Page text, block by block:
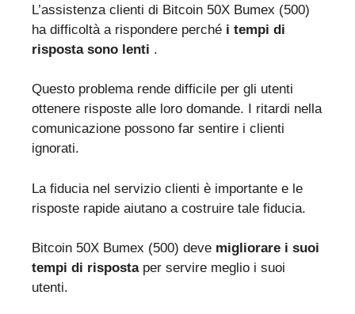
L’assistenza clienti di Bitcoin 50X Bumex (500)
ha difficoltà a rispondere perché i tempi di
risposta sono lenti .
Questo problema rende difficile per gli utenti
ottenere risposte alle loro domande. I ritardi nella
comunicazione possono far sentire i clienti
ignorati.
La fiducia nel servizio clienti è importante e le
risposte rapide aiutano a costruire tale fiducia.
Bitcoin 50X Bumex (500) deve migliorare i suoi
tempi di rispostaper servire meglio i suoi
utenti.